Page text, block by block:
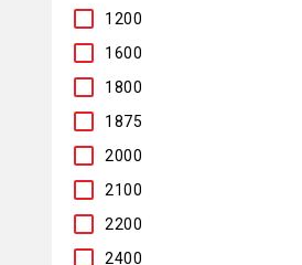
1200
1600
1800
1875
2000
2100
2200
2400